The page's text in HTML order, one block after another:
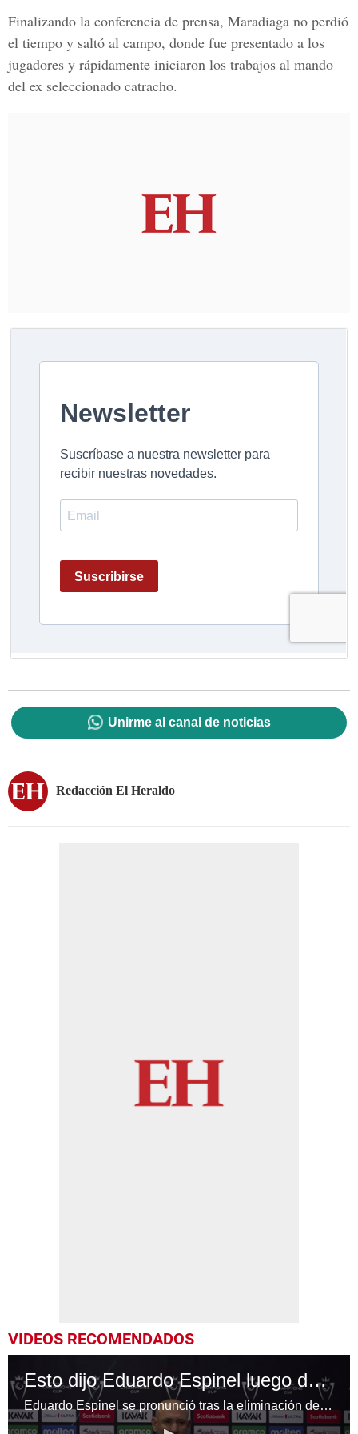
Finalizando la conferencia de prensa, Maradiaga no perdió
el tiempo y saltó al campo, donde fue presentado a los
jugadores y rápidamente iniciaron los trabajos al mando
del ex seleccionado catracho.
Unirme al canal de noticias
Redacción El Heraldo
VIDEOS RECOMENDADOS
Esto dijo Eduardo Espinel luego de la eliminación del Olimpia en Concachampions
Eduardo Espinel se pronunció tras la eliminación del Olimpia en la Concachampions, compartiendo su análisis y reacciones sobre el desempeño del equipo.